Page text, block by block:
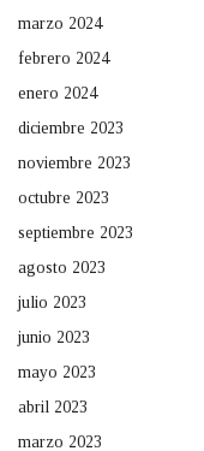
marzo 2024
febrero 2024
enero 2024
diciembre 2023
noviembre 2023
octubre 2023
septiembre 2023
agosto 2023
julio 2023
junio 2023
mayo 2023
abril 2023
marzo 2023